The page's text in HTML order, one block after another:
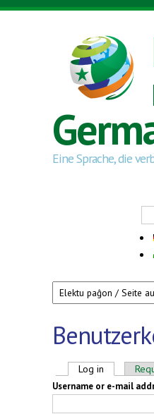
Skip to main content
Eine Sprache, die
Primary tabs
Log in (active tab)
Username or e-mail